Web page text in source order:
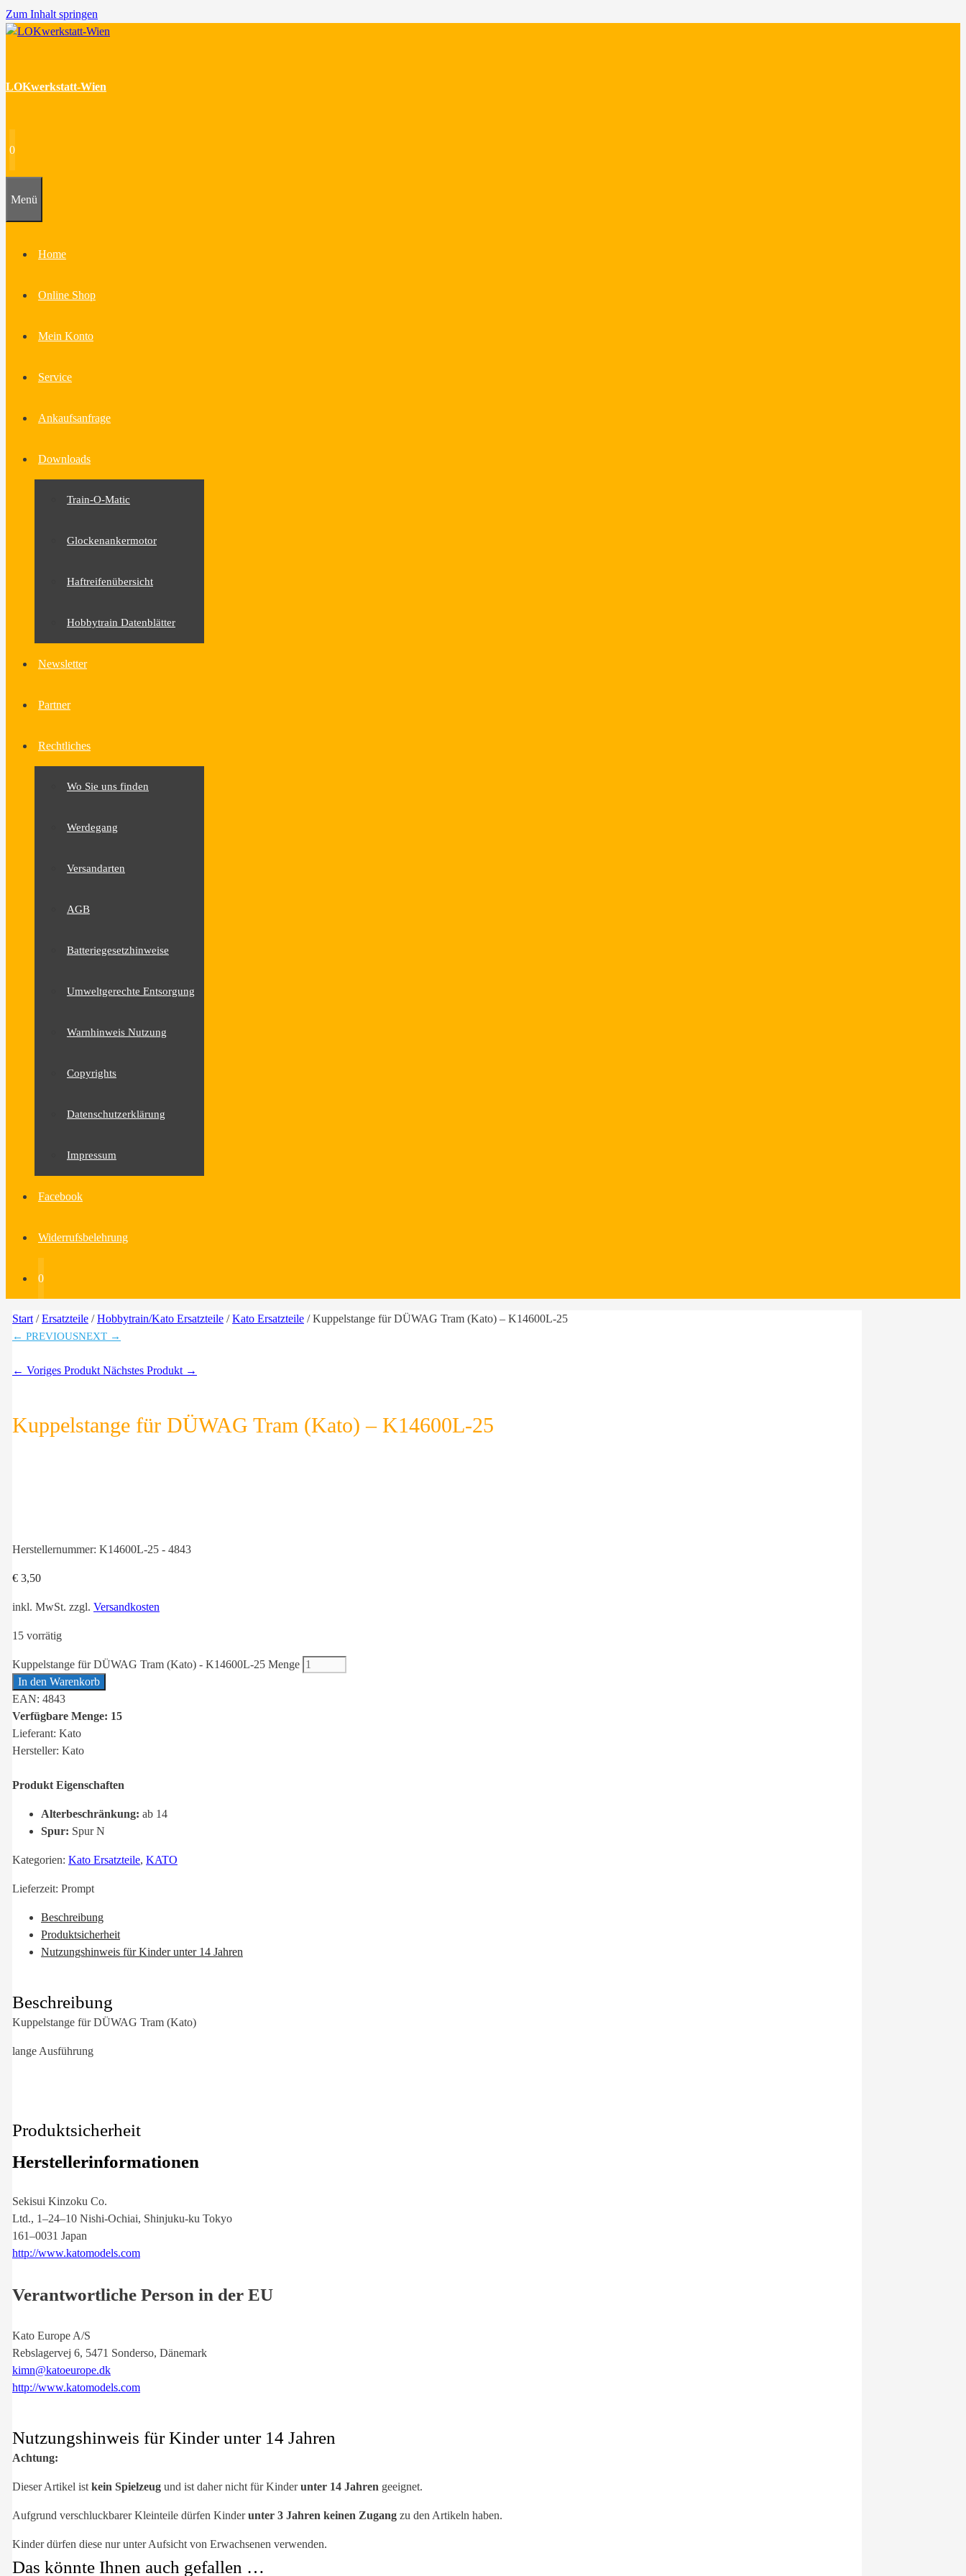
Zum Inhalt springen
LOKwerkstatt-Wien
0
Menü
Home
Online Shop
Mein Konto
Service
Ankaufsanfrage
Downloads
Train-O-Matic
Glockenankermotor
Haftreifenübersicht
Hobbytrain Datenblätter
Newsletter
Partner
Rechtliches
Wo Sie uns finden
Werdegang
Versandarten
AGB
Batteriegesetzhinweise
Umweltgerechte Entsorgung
Warnhinweis Nutzung
Copyrights
Datenschutzerklärung
Impressum
Facebook
Widerrufsbelehrung
0
Start /Ersatzteile /Hobbytrain/Kato Ersatzteile /Kato Ersatzteile / Kuppelstange für DÜWAG Tram (Kato) – K14600L-25
← PREVIOUSNEXT →
← Voriges Produkt Nächstes Produkt →
Kuppelstange für DÜWAG Tram (Kato) – K14600L-25
Herstellernummer: K14600L-25 - 4843
€ 3,50
inkl. MwSt. zzgl. Versandkosten
15 vorrätig
Kuppelstange für DÜWAG Tram (Kato) - K14600L-25 Menge
In den Warenkorb
EAN: 4843
Verfügbare Menge: 15
Lieferant: Kato
Hersteller: Kato
Produkt Eigenschaften
Alterbeschränkung: ab 14
Spur: Spur N
Kategorien: Kato Ersatzteile, KATO
Lieferzeit: Prompt
Beschreibung
Produktsicherheit
Nutzungshinweis für Kinder unter 14 Jahren
Beschreibung
Kuppelstange für DÜWAG Tram (Kato)
lange Ausführung
Produktsicherheit
Herstellerinformationen
Sekisui Kinzoku Co.
Ltd., 1–24–10 Nishi-Ochiai, Shinjuku-ku Tokyo
161–0031 Japan
http://www.katomodels.com
Verantwortliche Person in der EU
Kato Europe A/S
Rebslagervej 6, 5471 Sonderso, Dänemark
kimn@katoeurope.dk
http://www.katomodels.com
Nutzungshinweis für Kinder unter 14 Jahren
Achtung:
Dieser Artikel ist kein Spielzeug und ist daher nicht für Kinderunter 14 Jahren geeignet.
Aufgrund verschluckbarer Kleinteile dürfen Kinderunter 3 Jahren keinen Zugang zu den Artikeln haben.
Kinder dürfen diese nur unter Aufsicht von Erwachsenen verwenden.
Das könnte Ihnen auch gefallen …